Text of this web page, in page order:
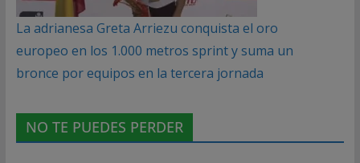
La adrianesa Greta Arriezu conquista el oro
europeo en los 1.000 metros sprint y suma un
bronce por equipos en la tercera jornada
NO TE PUEDES PERDER